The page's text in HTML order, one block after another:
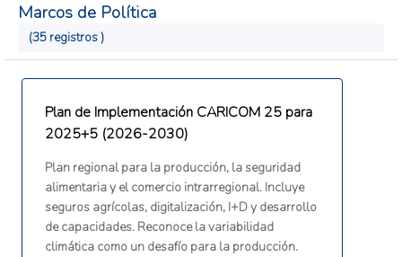
Marcos de Política
(35 registros )
Plan de Implementación CARICOM 25 para
2025+5 (2026-2030)
Plan regional para la producción, la seguridad
alimentaria y el comercio intrarregional. Incluye
seguros agrícolas, digitalización, I+D y desarrollo
de capacidades. Reconoce la variabilidad
climática como un desafío para la producción.